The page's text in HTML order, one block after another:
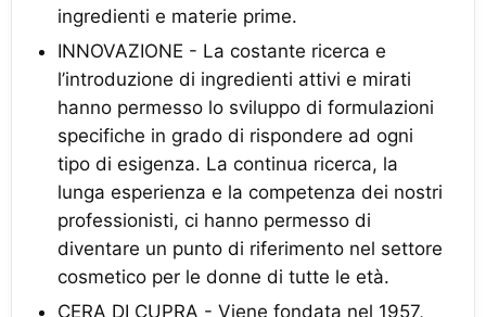
ingredienti e materie prime.
INNOVAZIONE - La costante ricerca e
l’introduzione di ingredienti attivi e mirati
hanno permesso lo sviluppo di formulazioni
specifiche in grado di rispondere ad ogni
tipo di esigenza. La continua ricerca, la
lunga esperienza e la competenza dei nostri
professionisti, ci hanno permesso di
diventare un punto di riferimento nel settore
cosmetico per le donne di tutte le età.
CERA DI CUPRA - Viene fondata nel 1957,